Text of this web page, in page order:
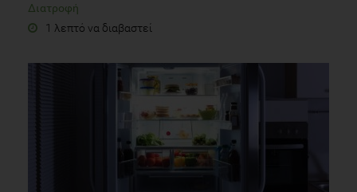
Διατροφή
1 λεπτό να διαβαστεί